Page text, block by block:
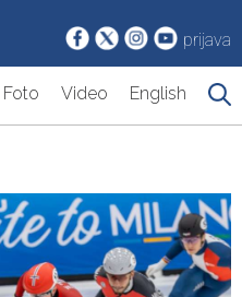
prijava
Foto Video English